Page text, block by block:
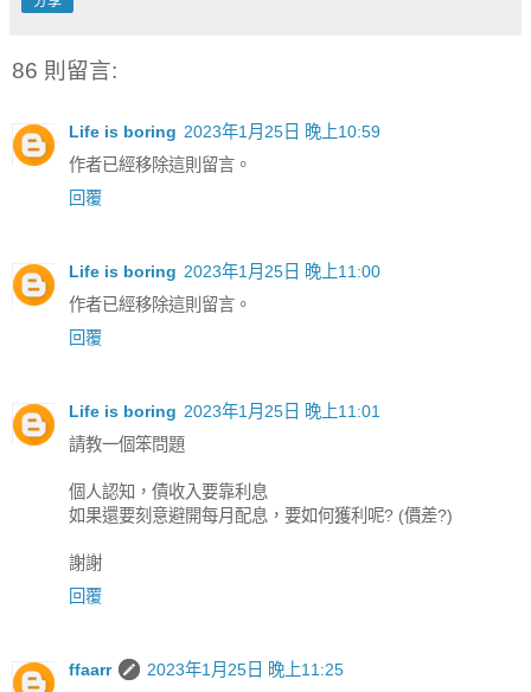
86 則留言:
Life is boring 2023年1月25日 晚上10:59
作者已經移除這則留言。
回覆
Life is boring 2023年1月25日 晚上11:00
作者已經移除這則留言。
回覆
Life is boring 2023年1月25日 晚上11:01
請教一個笨問題
個人認知，債收入要靠利息
如果還要刻意避開每月配息，要如何獲利呢? (價差?)
謝謝
回覆
ffaarr
2023年1月25日 晚上11:25